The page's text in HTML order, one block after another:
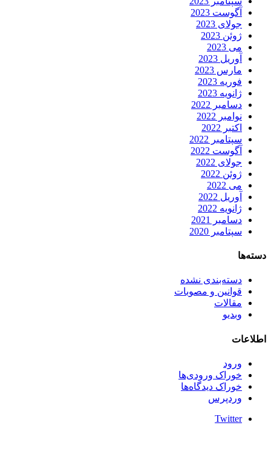
آگوست 2023
جولای 2023
ژوئن 2023
می 2023
آوریل 2023
مارس 2023
فوریه 2023
ژانویه 2023
دسامبر 2022
نوامبر 2022
اکتبر 2022
سپتامبر 2022
آگوست 2022
جولای 2022
ژوئن 2022
می 2022
آوریل 2022
ژانویه 2022
دسامبر 2021
سپتامبر 2020
دسته‌ها
دسته‌بندی نشده
قوانین و مصوبات
مقالات
وبدیو
اطلاعات
ورود
خوراک ورودی‌ها
خوراک دیدگاه‌ها
وردپرس
Twitter